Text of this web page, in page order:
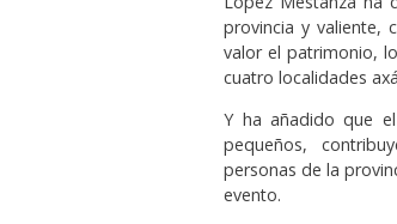
provincia y valiente,
valor el patrimonio,
cuatro localidades
Y ha añadido que
pequeños,
personas de la
evento.